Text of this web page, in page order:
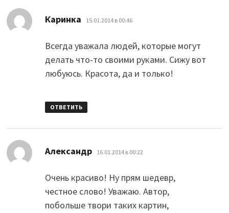
Каринка 15.01.2014 в 00:46
Всегда уважала людей, которые могут
делать что-то своими руками. Сижу вот
любуюсь. Красота, да и только!
ОТВЕТИТЬ
Александр: 16.01.2014 в 00:22
Очень красиво! Ну прям шедевр,
честное слово! Уважаю. Автор,
побольше твори таких картин,